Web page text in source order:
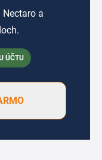
Nectaro a
ÚČTU